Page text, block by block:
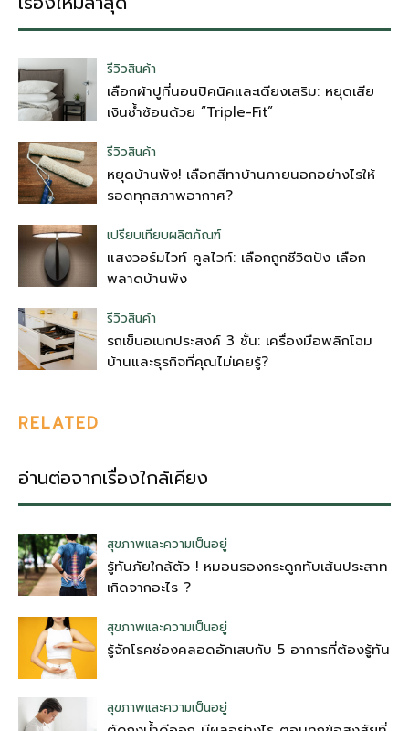
รีวิวสินค้า
เลือกผ้าปูที่นอนปิคนิคและเตียงเสริม: หยุดเสีย
เงินซ้ำซ้อนด้วย “Triple-Fit”
รีวิวสินค้า
หยุดบ้านพัง! เลือกสีทาบ้านภายนอกอย่างไรให้
รอดทุกสภาพอากาศ?
เปรียบเทียบผลิตภัณฑ์
แสงวอร์มไวท์ คูลไวท์: เลือกถูกชีวิตปัง เลือก
พลาดบ้านพัง
รีวิวสินค้า
รถเข็นอเนกประสงค์ 3 ชั้น: เครื่องมือพลิกโฉม
บ้านและธุรกิจที่คุณไม่เคยรู้?
RELATED
อ่านต่อจากเรื่องใกล้เคียง
สุขภาพและความเป็นอยู่
รู้ทันภัยใกล้ตัว ! หมอนรองกระดูกทับเส้นประสาท
เกิดจากอะไร ?
สุขภาพและความเป็นอยู่
รู้จักโรคช่องคลอดอักเสบกับ 5 อาการที่ต้องรู้ทัน
สุขภาพและความเป็นอยู่